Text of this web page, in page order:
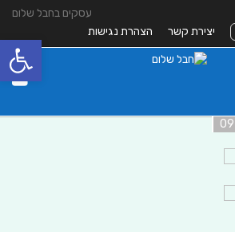
עסקים בחבל שלום
יצירת קשר הצהרת נגישות
פתח